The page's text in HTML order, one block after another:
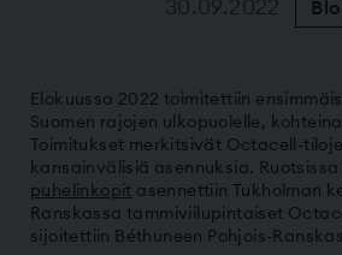
30.09.2022
Elokuussa 2022 toimitettiin
Suomen rajojen ulkopuolelle,
Toimitukset merkitsivät Octacell-
kansainvälisiä asennuksia. Ruotsissa
puhelinkopit asennettiin Tukholman
Ranskassa tammiviilupintaiset
sijoitettiin Béthuneen Pohjois-